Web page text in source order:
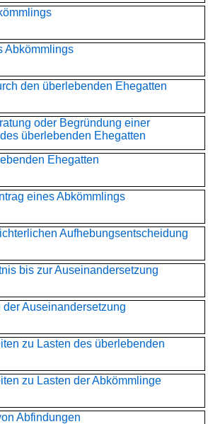
Abkömmlings
den überlebenden Ehegatten
oder Begründung einer
überlebenden Ehegatten
Ehegatten
eines Abkömmlings
Aufhebungsentscheidung
bis zur Auseinandersetzung
Auseinandersetzung
zu Lasten des überlebenden
zu Lasten der Abkömmlinge
Abfindungen